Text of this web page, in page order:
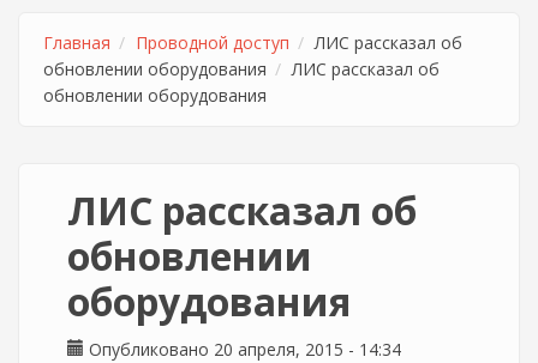
Главная Проводной доступ
ЛИС рассказал об
обновлении оборудования
ЛИС рассказал об
обновлении оборудования
ЛИС рассказал об
обновлении
оборудования
Опубликовано 20 апреля, 2015 - 14:34